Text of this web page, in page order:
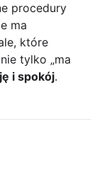
procedury
ma
które
tylko „ma
i spokój.